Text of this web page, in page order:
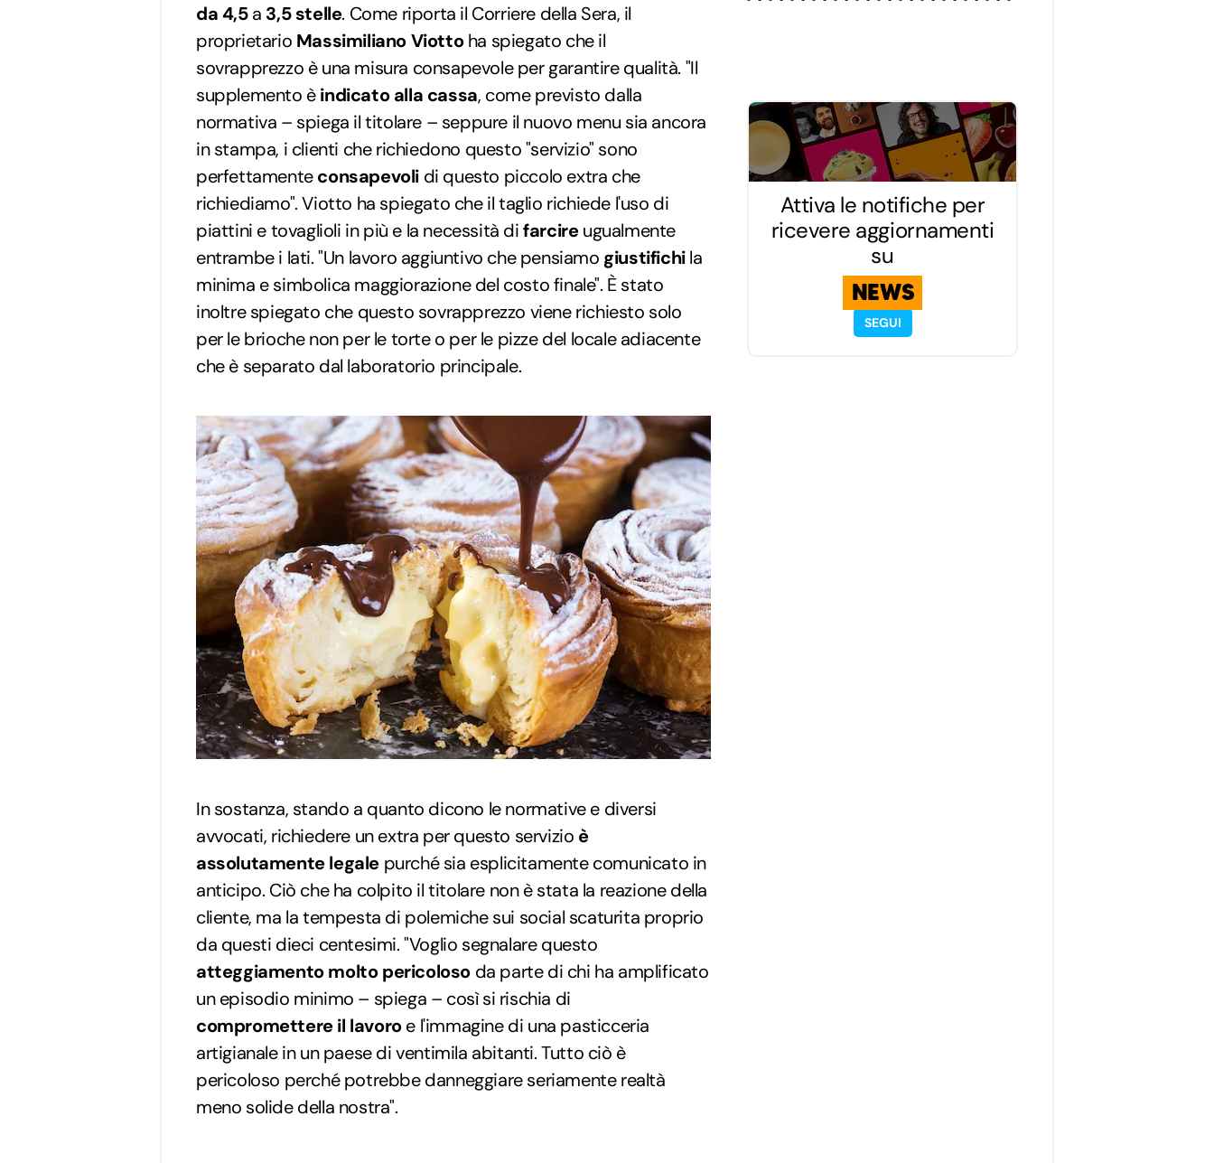
da 4,5a 3,5 stelle. Come riporta il Corriere della Sera, il
proprietario Massimiliano Viottoha spiegato che il
sovrapprezzo è una misura consapevole per garantire qualità. "Il
supplemento èindicato alla cassa, come previsto dalla
normativa – spiega il titolare – seppure il nuovo menu sia ancora
in stampa, i clienti che richiedono questo "servizio" sono
perfettamenteconsapevoli di questo piccolo extra che
richiediamo". Viotto ha spiegato che il taglio richiede l'uso di
piattini e tovaglioli in più e la necessità difarcireugualmente
entrambe i lati. "Un lavoro aggiuntivo che pensiamo giustifichila
minima e simbolica maggiorazione del costo finale". È stato
inoltre spiegato che questo sovrapprezzo viene richiesto solo
per le brioche non per le torte o per le pizze del locale adiacente
che è separato dal laboratorio principale.
In sostanza, stando a quanto dicono le normative e diversi
avvocati, richiedere un extra per questo servizio è
assolutamente legale purché sia esplicitamente comunicato in
anticipo. Ciò che ha colpito il titolare non è stata la reazione della
cliente, ma la tempesta di polemiche sui social scaturita proprio
da questi dieci centesimi. "Voglio segnalare questo
atteggiamento molto pericoloso da parte di chi ha amplificato
un episodio minimo – spiega – così si rischia di
compromettere il lavoroe l'immagine di una pasticceria
artigianale in un paese di ventimila abitanti. Tutto ciò è
pericoloso perché potrebbe danneggiare seriamente realtà
meno solide della nostra".
Attiva le notifiche per
ricevere aggiornamenti
su
NEWS
SEGUI